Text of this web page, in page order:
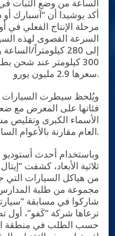
الساعة من وضع الثبات في
أكد يوشيدا أن “آسبارك
مرحلة الإنتاج الفعلي في
السرعة القصوى لهذه
إلى 280 كيلومتراً/
300 كيلومتر عند شحن
سعرها 2.9 مليون يورو.
ويُلحظ سيطرت السيارات
فئاتها على المعرض مع
الأسماء الكبرى وتقليص
العام مقارنة بالأعوام السابقة.
ثلاثية الأبعاد، كشفت
من هياكل السيارات
مجموعة من طلبة
شاركوا في مسابقة
ترعاها شركة “كَفو”، أول
حسب الطلب في منطقة